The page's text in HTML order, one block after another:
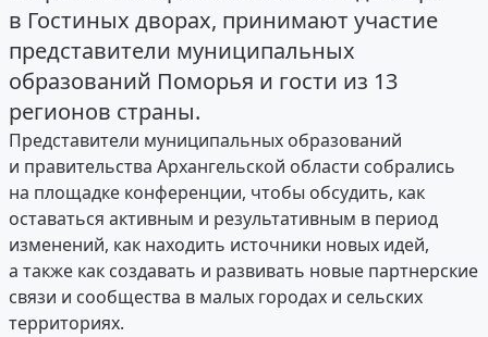
в Гостиных дворах, принимают участие
представители муниципальных
образований Поморья и гости из 13
регионов страны.
Представители муниципальных образований
и правительства Архангельской области собрались
на площадке конференции, чтобы обсудить, как
оставаться активным и результативным в период
изменений, как находить источники новых идей,
а также как создавать и развивать новые партнерские
связи и сообщества в малых городах и сельских
территориях.